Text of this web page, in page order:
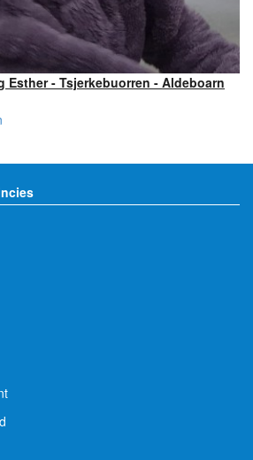
Esther - Tsjerkebuorren - Aldeboarn